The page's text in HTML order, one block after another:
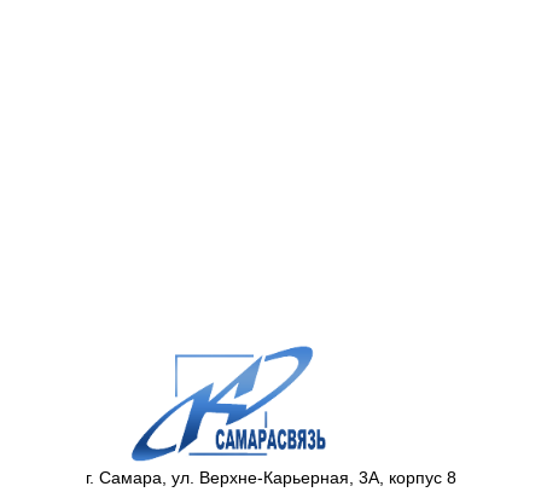
г. Самара, ул. Верхне-Карьерная, 3А, корпус 8